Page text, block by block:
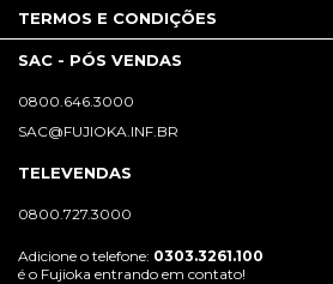
TERMOS E CONDIÇÕES
SAC - PÓS VENDAS
0800.646.3000
SAC@FUJIOKA.INF.BR
TELEVENDAS
0800.727.3000
Adicione o telefone: 0303.3261.100
é o Fujioka entrando em contato!